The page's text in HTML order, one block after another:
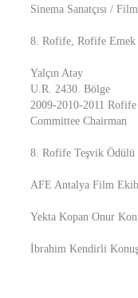
Sinema Sanatçısı /
8. Rofife, Rofife
Yalçın Atay
U.R. 2430. Bölge
2009-2010-2011
Committee Chairman
8. Rofife Teşvik Ödülü
AFE Antalya Film
Yekta Kopan Onur
İbrahim Kendirli